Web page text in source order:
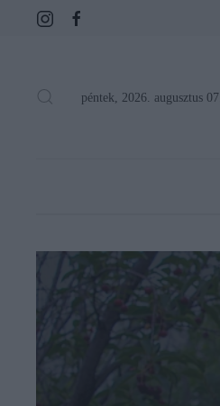
péntek, 2026. augusztus 07.